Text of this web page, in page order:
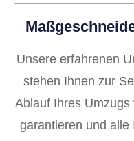
Unsere erfahrenen
stehen Ihnen zur
Ablauf Ihres
garantieren und alle